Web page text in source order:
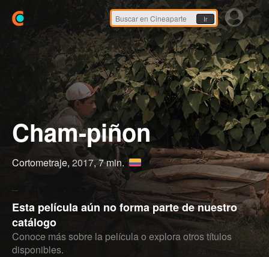
Ir
Cham-piñon
Cortometraje, 2017, 7 min.
Esta película aún no forma parte de nuestro
catálogo
Conoce más sobre la película o explora otros títulos
disponibles.